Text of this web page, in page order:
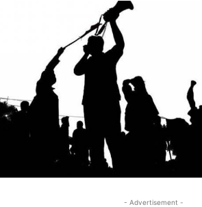
- Advertisement -